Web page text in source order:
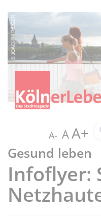
A- AA+
Gesund leben
Infoflyer: